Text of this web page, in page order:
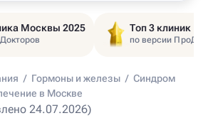
Москвы 2025 Топ 3 клиник
по версии
/ Гормоны и железы / Синдром
в Москве
24.07.2026)